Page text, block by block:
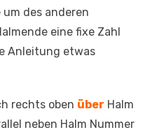
des anderen
eine fixe Zahl
Anleitung etwas
rechts oben über Halm
neben Halm Nummer